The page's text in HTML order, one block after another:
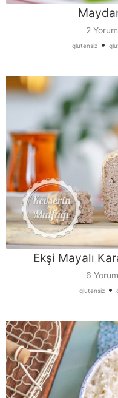
2 Yorum
glutensiz •
Ekşi Mayalı
6 Yorum
glutensiz•